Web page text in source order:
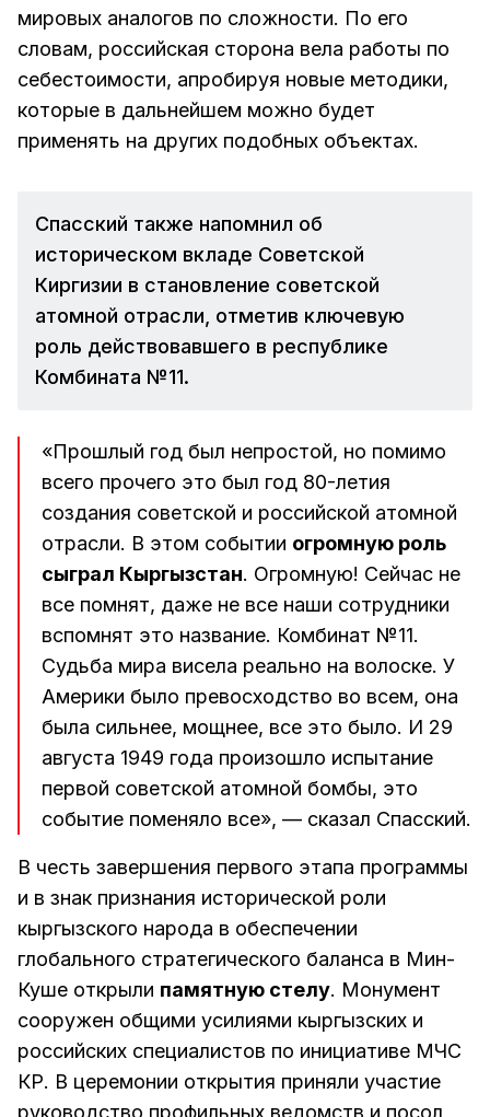
мировых аналогов по сложности. По его
словам, российская сторона вела работы по
себестоимости, апробируя новые методики,
которые в дальнейшем можно будет
применять на других подобных объектах.
Спасский также напомнил об
историческом вкладе Советской
Киргизии в становление советской
атомной отрасли, отметив ключевую
роль действовавшего в республике
Комбината №11.
«Прошлый год был непростой, но помимо
всего прочего это был год 80-летия
создания советской и российской атомной
отрасли. В этом событии огромную роль
сыграл Кыргызстан. Огромную! Сейчас не
все помнят, даже не все наши сотрудники
вспомнят это название. Комбинат №11.
Судьба мира висела реально на волоске. У
Америки было превосходство во всем, она
была сильнее, мощнее, все это было. И 29
августа 1949 года произошло испытание
первой советской атомной бомбы, это
событие поменяло все», — сказал Спасский.
В честь завершения первого этапа программы
и в знак признания исторической роли
кыргызского народа в обеспечении
глобального стратегического баланса в Мин-
Куше открыли памятную стелу. Монумент
сооружен общими усилиями кыргызских и
российских специалистов по инициативе МЧС
КР. В церемонии открытия приняли участие
руководство профильных ведомств и посол